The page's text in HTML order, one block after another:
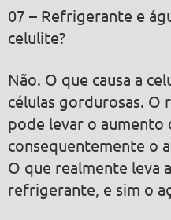
07 – Refrigerante e
celulite?
Não. O que causa a
células gordurosas. O
pode levar o aumento
consequentemente o
O que realmente leva
refrigerante, e sim o